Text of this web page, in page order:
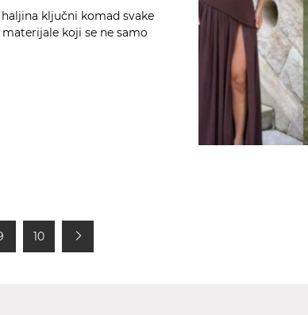
ključni komad svake
koji se ne samo
10